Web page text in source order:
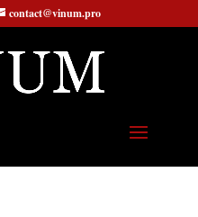
contact@vinum.pro